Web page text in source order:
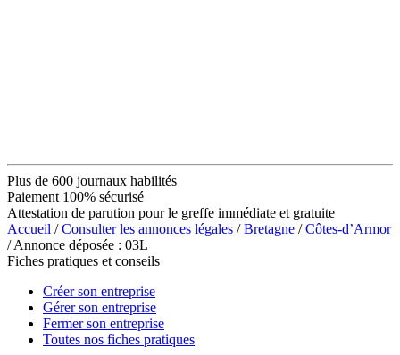
Plus de 600 journaux habilités
Paiement 100% sécurisé
Attestation de parution pour le greffe immédiate et gratuite
Accueil /Consulter les annonces légales /Bretagne /Côtes-d’Armor
/ Annonce déposée : 03L
Fiches pratiques et conseils
Créer son entreprise
Gérer son entreprise
Fermer son entreprise
Toutes nos fiches pratiques